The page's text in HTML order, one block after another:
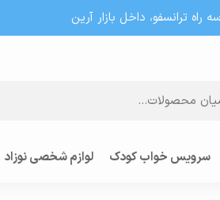
راه ترانسفو، داخل بازار آرین
سرویس خواب کودک لوازم شخصی نوزاد